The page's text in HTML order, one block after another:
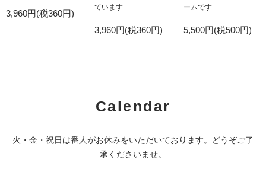
3,960円(税360円)
ています
3,960円(税360円)
ームです
5,500円(税500円)
Calendar
火・金・祝日は番人がお休みをいただいております。どうぞご了
承くださいませ。